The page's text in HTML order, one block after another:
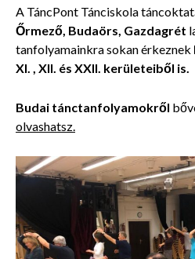
A TáncPont Tánciskola
Őrmező, Budaörs, Gazdagrét
tanfolyamainkra sokan érkeznek
XI. , XII. és XXII. kerületeiből is.
Budai tánctanfolyamokről
olvashatsz.